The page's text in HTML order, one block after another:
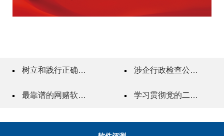
树立和践行正确政绩观 涉企行政检查公示专栏
最靠谱的网赌软件"一站式"质量服务指导站 学习贯彻党的二十届三中全会精神